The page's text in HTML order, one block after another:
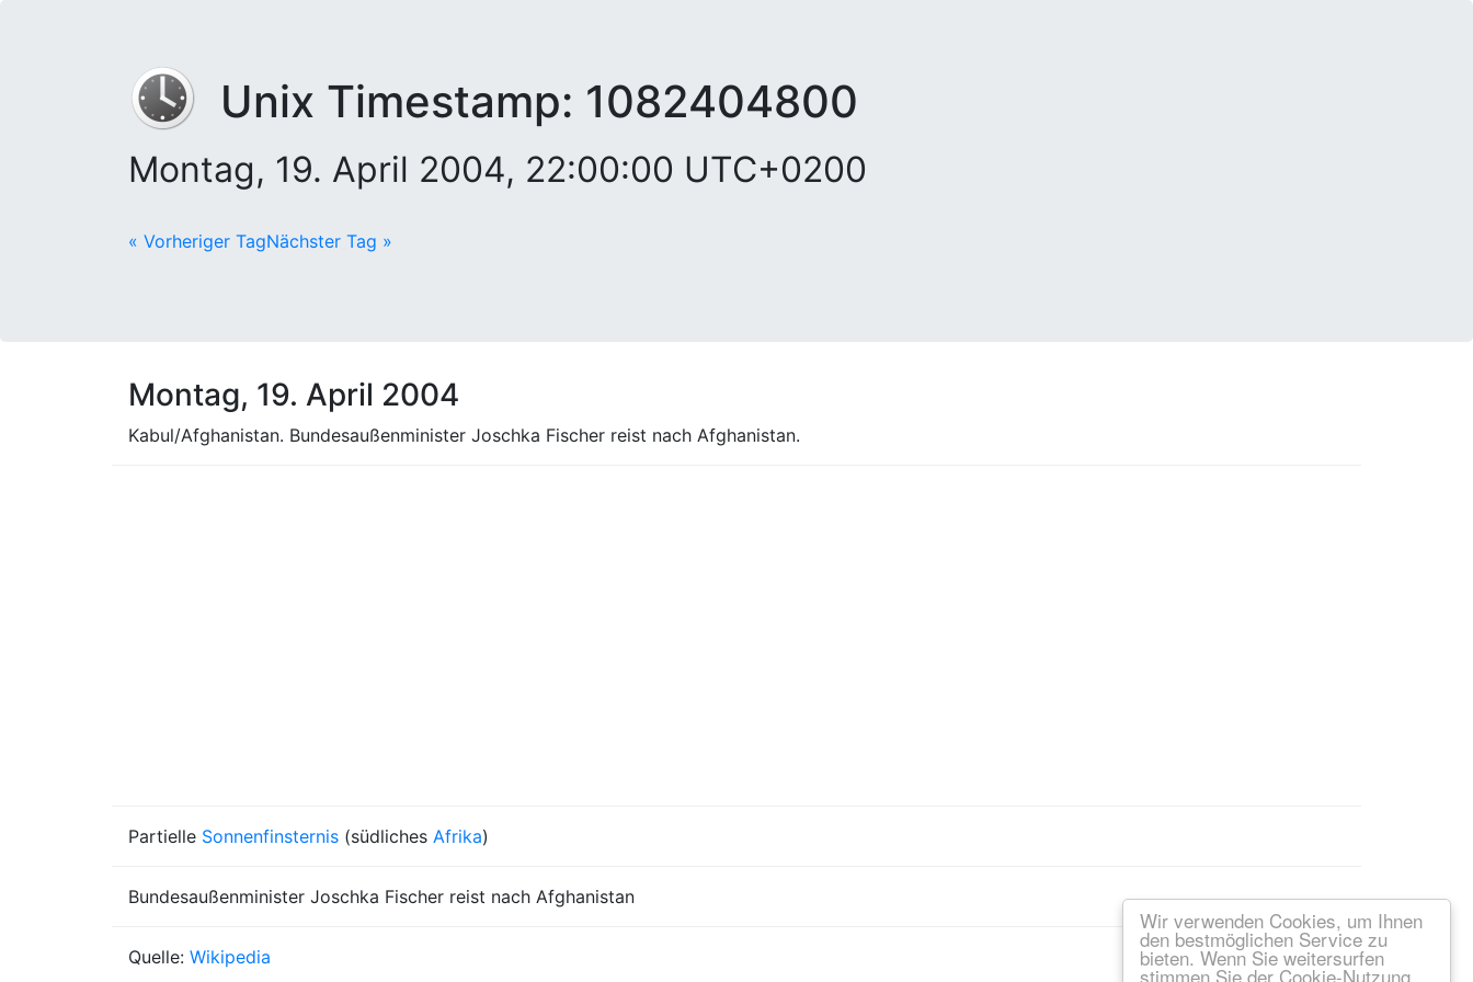
Wir verwenden Cookies, um Ihnen
den bestmöglichen Service zu
bieten. Wenn Sie weitersurfen
stimmen Sie der Cookie-Nutzung
Unix Timestamp: 1082404800
Montag, 19. April 2004, 22:00:00 UTC+0200
« Vorheriger TagNächster Tag »
Montag, 19. April 2004
Kabul/Afghanistan. Bundesaußenminister Joschka Fischer reist nach Afghanistan.
Partielle Sonnenfinsternis (südliches Afrika)
Bundesaußenminister Joschka Fischer reist nach Afghanistan
Quelle: Wikipedia